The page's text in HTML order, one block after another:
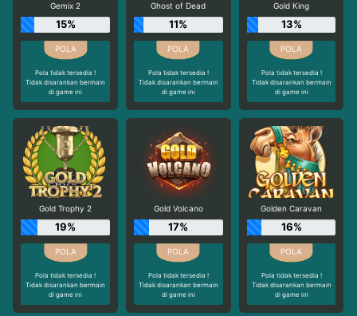
Gemix 2
15%
Pola tidak tersedia !
Tidak disarankan bermain
di game ini
Ghost of Dead
11%
Pola tidak tersedia !
Tidak disarankan bermain
di game ini
Gold King
13%
Pola tidak tersedia !
Tidak disarankan bermain
di game ini
Gold Trophy 2
19%
Pola tidak tersedia !
Tidak disarankan bermain
di game ini
Gold Volcano
17%
Pola tidak tersedia !
Tidak disarankan bermain
di game ini
Golden Caravan
16%
Pola tidak tersedia !
Tidak disarankan bermain
di game ini